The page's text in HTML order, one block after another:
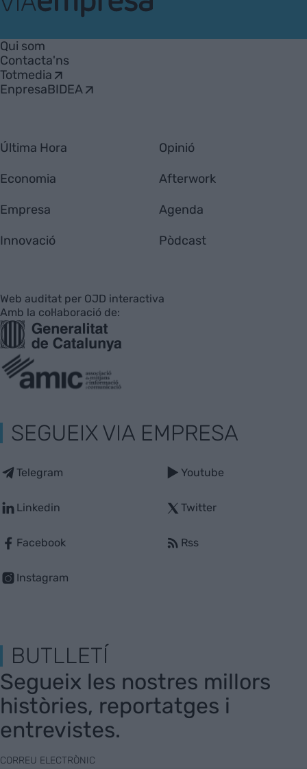
Empresa
Qui som
Contacta'ns
Totmedia
EnpresaBIDEA
Última Hora
Economia
Empresa
Innovació
Opinió
Afterwork
Agenda
Pòdcast
Web auditat per OJD interactiva
Amb la col·laboració de:
SEGUEIX VIA EMPRESA
Telegram
Linkedin
Facebook
Instagram
Youtube
Twitter
Rss
BUTLLETÍ
Segueix les nostres millors
històries, reportatges i
entrevistes.
CORREU ELECTRÒNIC